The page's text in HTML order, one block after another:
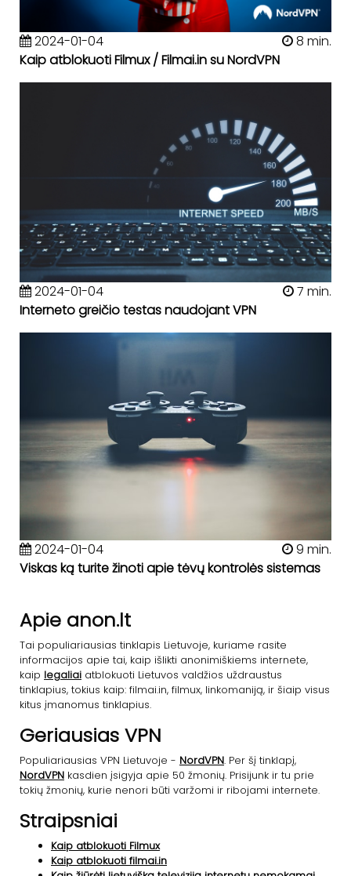
2024-01-04
8 min.
Kaip atblokuoti Filmux / Filmai.in su NordVPN
2024-01-04
7 min.
Interneto greičio testas naudojant VPN
2024-01-04
9 min.
Viskas ką turite žinoti apie tėvų kontrolės sistemas
Apie anon.lt
Tai populiariausias tinklapis Lietuvoje, kuriame rasite
informacijos apie tai, kaip išlikti anonimiškiems internete,
kaip legaliai atblokuoti Lietuvos valdžios uždraustus
tinklapius, tokius kaip: filmai.in, filmux, linkomaniją, ir šiaip visus
kitus įmanomus tinklapius.
Geriausias VPN
Populiariausias VPN Lietuvoje - NordVPN. Per šį tinklapį,
NordVPN kasdien įsigyja apie 50 žmonių. Prisijunk ir tu prie
tokių žmonių, kurie nenori būti varžomi ir ribojami internete.
Straipsniai
Kaip atblokuoti Filmux
Kaip atblokuoti filmai.in